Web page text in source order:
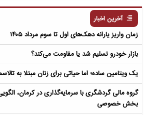
آخرین اخبار
زمان واریز یارانه دهک‌های اول تا سوم مرداد ۱۴۰۵
بازار خودرو تسلیم شد یا مقاومت می‌کند؟
یک ویتامین ساده؛ اما حیاتی برای زنان مبتلا به
گروه مالی گردشگری با سرمایه‌گذاری در کرمان،
بخش خصوصی